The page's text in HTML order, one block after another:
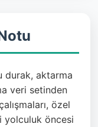
durak, aktarma
veri setinden
özel
yolculuk öncesi